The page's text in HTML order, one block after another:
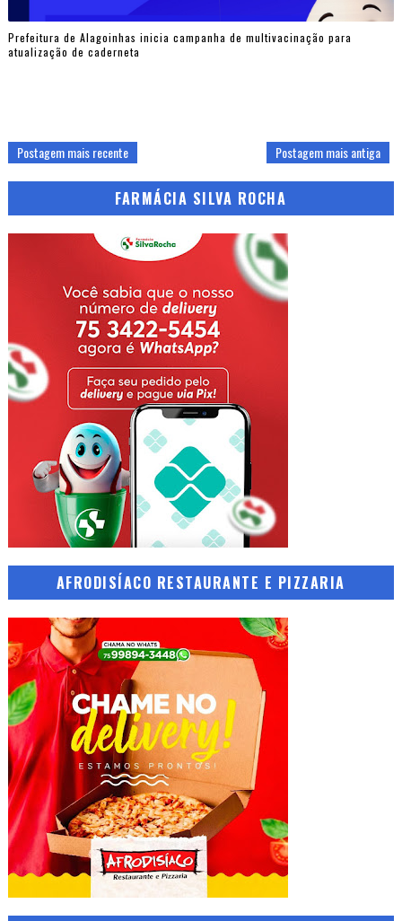
Prefeitura de Alagoinhas inicia campanha de multivacinação para
atualização de caderneta
Postagem mais recente Postagem mais antiga
FARMÁCIA SILVA ROCHA
AFRODISÍACO RESTAURANTE E PIZZARIA